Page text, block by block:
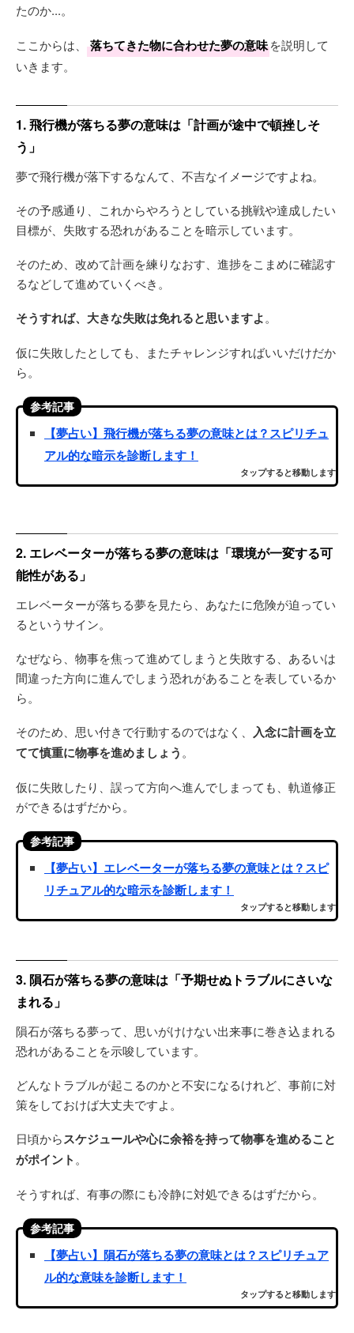
たのか...。
ここからは、 落ちてきた物に合わせた夢の意味を説明して
いきます。
1. 飛行機が落ちる夢の意味は「計画が途中で頓挫しそ
う」
夢で飛行機が落下するなんて、不吉なイメージですよね。
その予感通り、これからやろうとしている挑戦や達成したい
目標が、失敗する恐れがあることを暗示しています。
そのため、改めて計画を練りなおす、進捗をこまめに確認す
るなどして進めていくべき。
そうすれば、大きな失敗は免れると思いますよ。
仮に失敗したとしても、またチャレンジすればいいだけだか
ら。
参考記事
【夢占い】飛行機が落ちる夢の意味とは？スピリチュ
アル的な暗示を診断します！
タップすると移動します
2. エレベーターが落ちる夢の意味は「環境が一変する可
能性がある」
エレベーターが落ちる夢を見たら、あなたに危険が迫ってい
るというサイン。
なぜなら、物事を焦って進めてしまうと失敗する、あるいは
間違った方向に進んでしまう恐れがあることを表しているか
ら。
そのため、思い付きで行動するのではなく、 入念に計画を立
てて慎重に物事を進めましょう 。
仮に失敗したり、誤って方向へ進んでしまっても、軌道修正
ができるはずだから。
参考記事
【夢占い】エレベーターが落ちる夢の意味とは？スピ
リチュアル的な暗示を診断します！
タップすると移動します
3. 隕石が落ちる夢の意味は「予期せぬトラブルにさいな
まれる」
隕石が落ちる夢って、思いがけけない出来事に巻き込まれる
恐れがあることを示唆しています。
どんなトラブルが起こるのかと不安になるけれど、事前に対
策をしておけば大丈夫ですよ。
日頃からスケジュールや心に余裕を持って物事を進めること
がポイント 。
そうすれば、有事の際にも冷静に対処できるはずだから。
参考記事
【夢占い】隕石が落ちる夢の意味とは？スピリチュア
ル的な意味を診断します！
タップすると移動します